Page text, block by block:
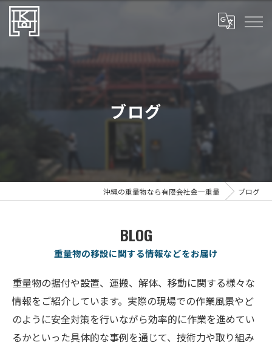
ブログ
沖縄の重量物なら有限会社金一重量 ブログ
BLOG
重量物の移設に関する情報などをお届け
重量物の据付や設置、運搬、解体、移動に関する様々な
情報をご紹介しています。実際の現場での作業風景やど
のように安全対策を行いながら効率的に作業を進めてい
るかといった具体的な事例を通じて、技術力や取り組み